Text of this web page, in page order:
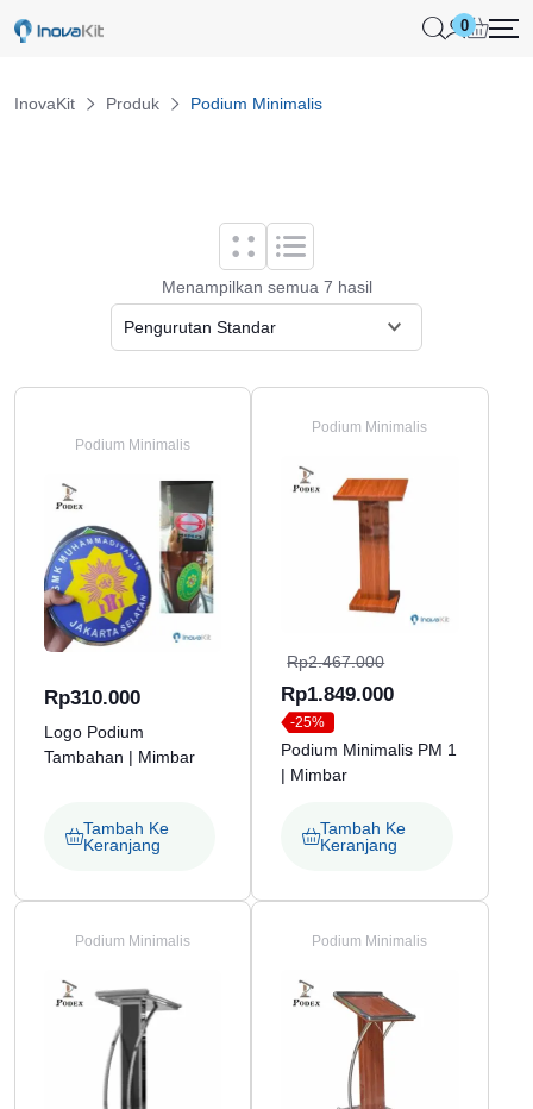
Skip
0
InovaKit Produk Podium Minimalis
Menampilkan semua 7 hasil
Podium Minimalis
Rp310.000
Logo Podium
Tambahan | Mimbar
Tambah Ke
Keranjang
Podium Minimalis
Rp2.467.000Harga
aslinya
Rp2.467.000.
Rp1.849.000Harga
ini
Rp1.849.000.
-25%
Podium Minimalis PM 1
| Mimbar
Tambah Ke
Keranjang
Podium Minimalis Podium Minimalis